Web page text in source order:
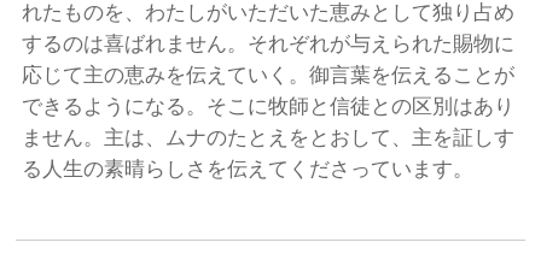
れたものを、わたしがいただいた恵みとして独り占め
するのは喜ばれません。それぞれが与えられた賜物に
応じて主の恵みを伝えていく。御言葉を伝えることが
できるようになる。そこに牧師と信徒との区別はあり
ません。主は、ムナのたとえをとおして、主を証しす
る人生の素晴らしさを伝えてくださっています。